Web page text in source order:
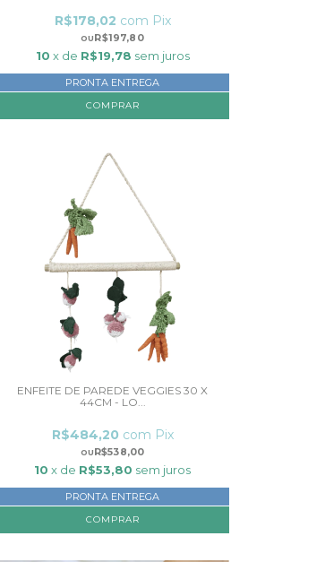
R$197,80
R$178,02 com Pix
10 x de R$19,78 sem juros
PRONTA ENTREGA
ENFEITE DE PAREDE VEGGIES 30 X
44CM - LO...
R$538,00
R$484,20 com Pix
10 x de R$53,80 sem juros
PRONTA ENTREGA